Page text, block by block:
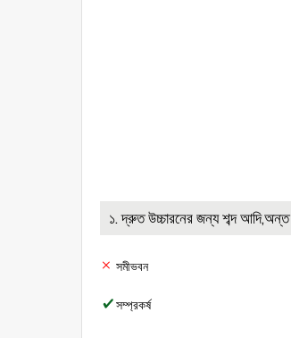
১. দ্রুত উচ্চারনের জন্য শব্দ আদি,অন্ত
সমীভবন
সম্প্রকর্ষ